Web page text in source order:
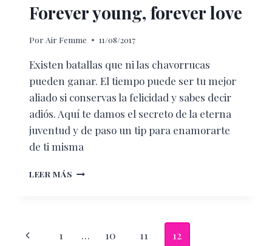
Forever young, forever love
Por Air Femme 11/08/2017
Existen batallas que ni las chavorrucas
pueden ganar. El tiempo puede ser tu mejor
aliado si conservas la felicidad y sabes decir
adiós. Aquí te damos el secreto de la eterna
juventud y de paso un tip para enamorarte
de ti misma
LEER MÁS FOREVER
Navegación
Página
1 … 10 11 12